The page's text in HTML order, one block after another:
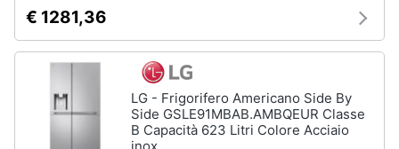
€ 1281,36
LG - Frigorifero Americano Side By
Side GSLE91MBAB.AMBQEUR Classe
B Capacità 623 Litri Colore Acciaio